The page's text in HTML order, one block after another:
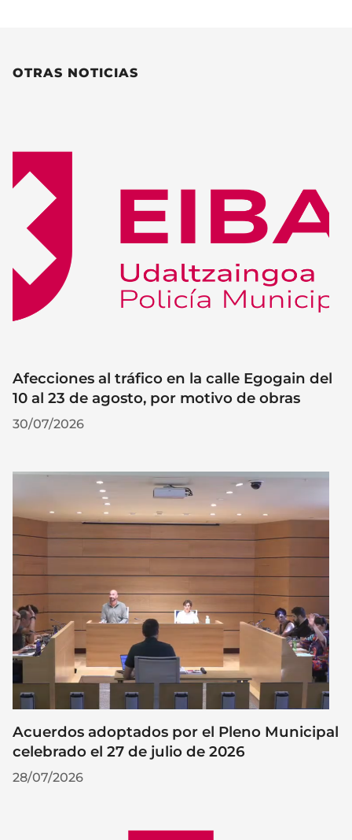
OTRAS NOTICIAS
Afecciones al tráfico en la calle Egogain del
10 al 23 de agosto, por motivo de obras
30/07/2026
Acuerdos adoptados por el Pleno Municipal
celebrado el 27 de julio de 2026
28/07/2026